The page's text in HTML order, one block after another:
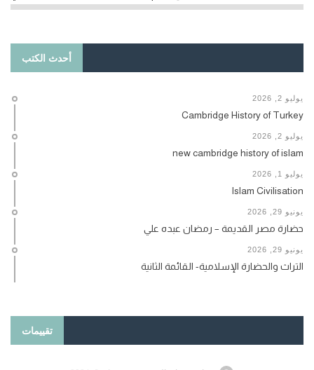
أحدث الكتب
يوليو 2, 2026
Cambridge History of Turkey
يوليو 2, 2026
new cambridge history of islam
يوليو 1, 2026
Islam Civilisation
يونيو 29, 2026
حضارة مصر القديمة – رمضان عبده علي
يونيو 29, 2026
التراث والحضارة الإسلامية- القائمة الثانية
تقييمات